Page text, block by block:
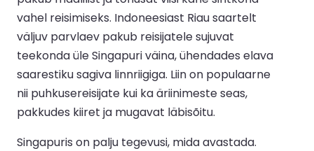
vahel reisimiseks. Indoneesiast Riau saartelt
väljuv parvlaev pakub reisijatele sujuvat
teekonda üle Singapuri väina, ühendades elava
saarestiku sagiva linnriigiga. Liin on populaarne
nii puhkusereisijate kui ka äriinimeste seas,
pakkudes kiiret ja mugavat läbisõitu.
Singapuris on palju tegevusi, mida avastada.